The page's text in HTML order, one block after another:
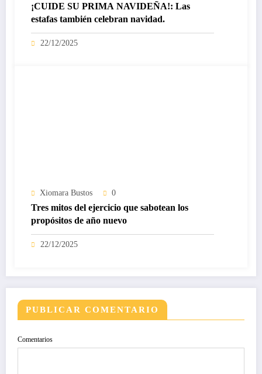
¡CUIDE SU PRIMA NAVIDEÑA!: Las
estafas también celebran navidad.
22/12/2025
Xiomara Bustos 0
Tres mitos del ejercicio que sabotean los
propósitos de año nuevo
22/12/2025
PUBLICAR COMENTARIO
Comentarios